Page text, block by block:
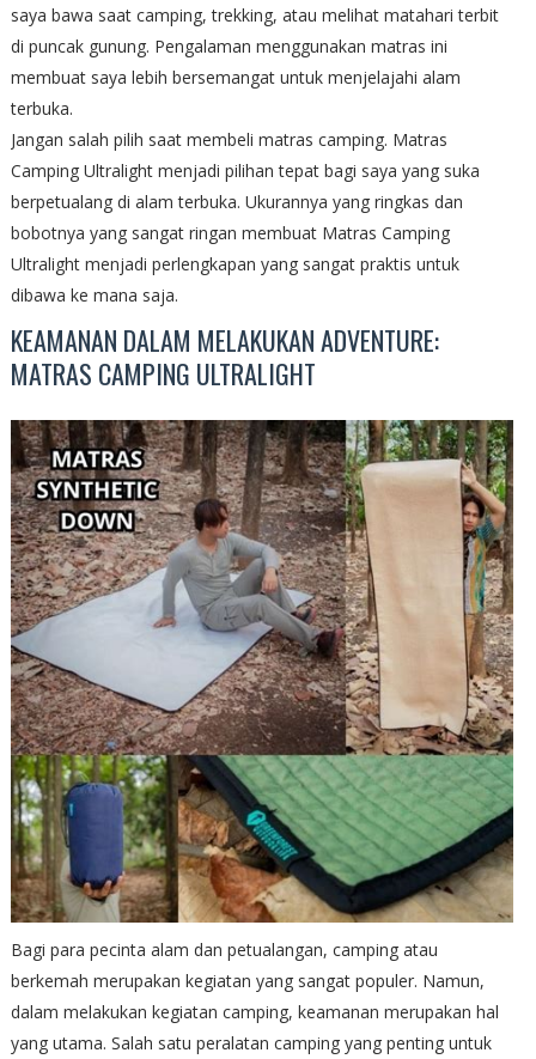
saya bawa saat camping, trekking, atau melihat matahari terbit
di puncak gunung. Pengalaman menggunakan matras ini
membuat saya lebih bersemangat untuk menjelajahi alam
terbuka.
Jangan salah pilih saat membeli matras camping. Matras
Camping Ultralight menjadi pilihan tepat bagi saya yang suka
berpetualang di alam terbuka. Ukurannya yang ringkas dan
bobotnya yang sangat ringan membuat Matras Camping
Ultralight menjadi perlengkapan yang sangat praktis untuk
dibawa ke mana saja.
KEAMANAN DALAM MELAKUKAN ADVENTURE:
MATRAS CAMPING ULTRALIGHT
Bagi para pecinta alam dan petualangan, camping atau
berkemah merupakan kegiatan yang sangat populer. Namun,
dalam melakukan kegiatan camping, keamanan merupakan hal
yang utama. Salah satu peralatan camping yang penting untuk